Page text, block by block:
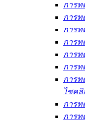
การท
การท
การท
การท
การท
การท
การท
ไซคลิ
การท
การท